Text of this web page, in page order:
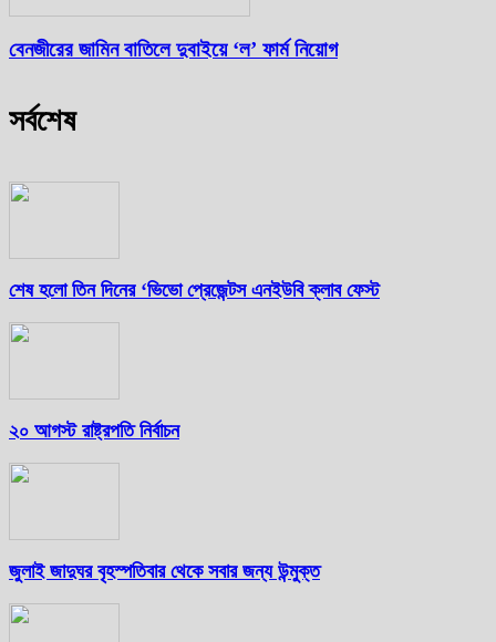
বেনজীরের জামিন বাতিলে দুবাইয়ে ‌‘ল’ ফার্ম নিয়োগ
সর্বশেষ
শেষ হলো তিন দিনের ‘ভিভো প্রেজেন্টস এনইউবি ক্লাব ফেস্ট
২০ আগস্ট রাষ্ট্রপতি নির্বাচন
জুলাই জাদুঘর বৃহস্পতিবার থেকে সবার জন্য উন্মুক্ত